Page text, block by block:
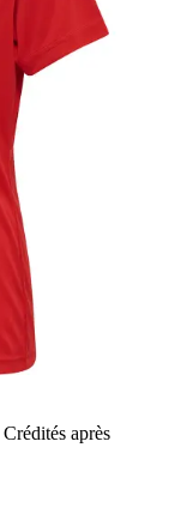
Crédités après